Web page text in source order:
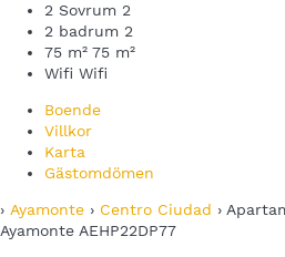
2 Sovrum 2
2 badrum 2
75 m² 75 m²
Wifi Wifi
Boende
Villkor
Karta
Gästomdömen
› Ayamonte › Centro Ciudad ›
Ayamonte AEHP22DP77